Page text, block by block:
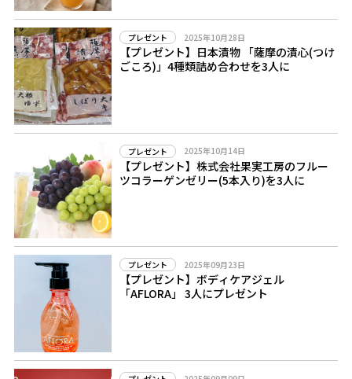
プレゼント 2025年10月28日
【プレゼント】日本漬物 「薩摩の漬心(つけ
ごころ)」4種類詰め合わせを3人に
プレゼント 2025年10月14日
【プレゼント】株式会社果実工房のフルー
ツコラーゲンゼリー(5本入り)を3人に
プレゼント 2025年09月23日
【プレゼント】ボディケアジェル
「AFLORA」 3人にプレゼント